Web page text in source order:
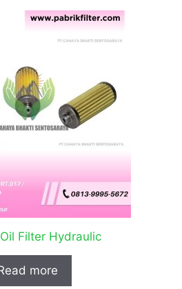
Filter Hydraulic
more